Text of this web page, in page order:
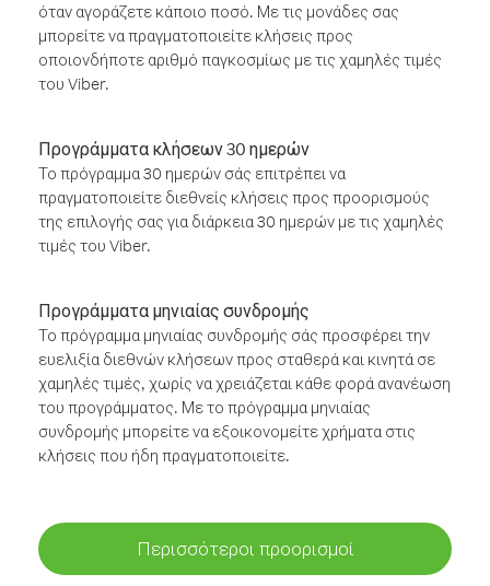
όταν αγοράζετε κάποιο ποσό. Με τις μονάδες σας
μπορείτε να πραγματοποιείτε κλήσεις προς
οποιονδήποτε αριθμό παγκοσμίως με τις χαμηλές τιμές
του Viber.
Προγράμματα κλήσεων 30 ημερών
Το πρόγραμμα 30 ημερών σάς επιτρέπει να
πραγματοποιείτε διεθνείς κλήσεις προς προορισμούς
της επιλογής σας για διάρκεια 30 ημερών με τις χαμηλές
τιμές του Viber.
Προγράμματα μηνιαίας συνδρομής
Το πρόγραμμα μηνιαίας συνδρομής σάς προσφέρει την
ευελιξία διεθνών κλήσεων προς σταθερά και κινητά σε
χαμηλές τιμές, χωρίς να χρειάζεται κάθε φορά ανανέωση
του προγράμματος. Με το πρόγραμμα μηνιαίας
συνδρομής μπορείτε να εξοικονομείτε χρήματα στις
κλήσεις που ήδη πραγματοποιείτε.
Περισσότεροι προορισμοί